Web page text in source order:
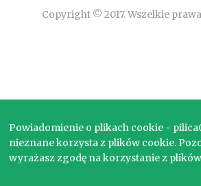
Copyright © 2017. Wszelkie
Powiadomienie o plikach cookie -
nieznane korzysta z plików cookie.
wyrażasz zgodę na korzystanie z